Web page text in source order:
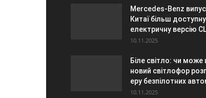
Mercedes-Benz
Китаї більш доступну
електричну версію
10.11.2025
Біле світло: чи може
новий світлофор
еру безпілотних
10.11.2025